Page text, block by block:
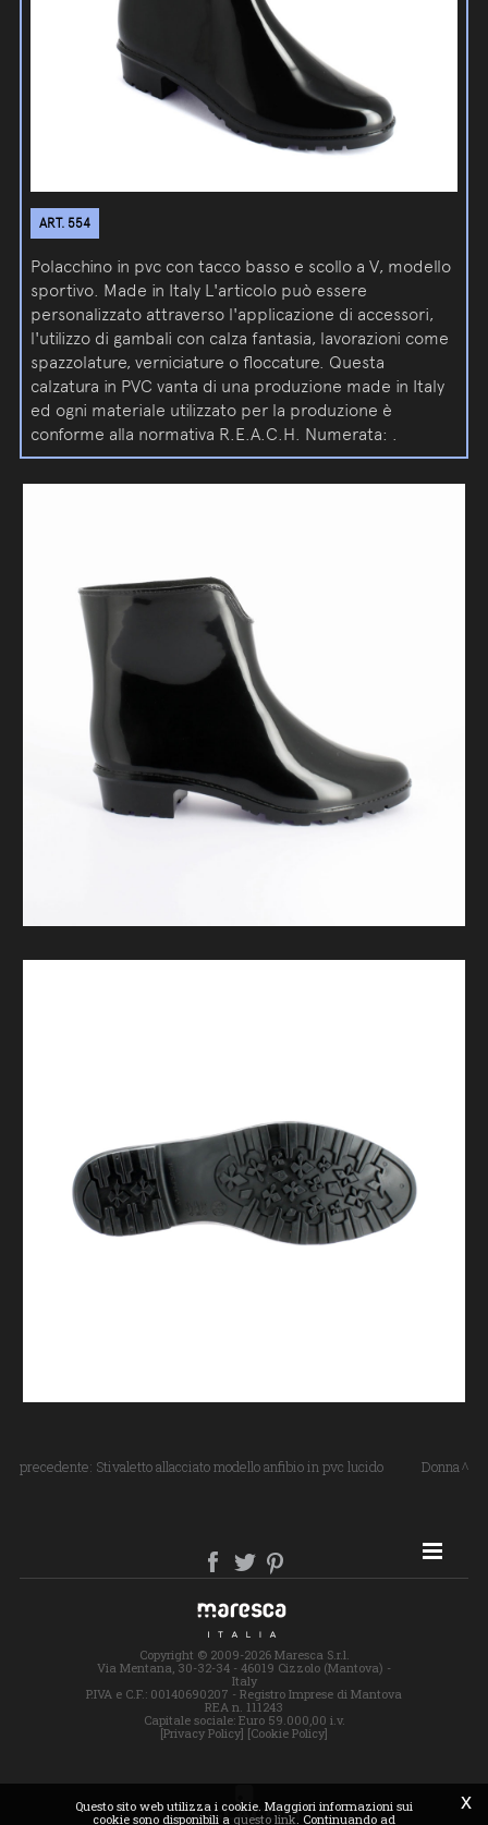
ART. 554
Polacchino in pvc con tacco basso e scollo a V, modello
sportivo. Made in Italy L'articolo può essere
personalizzato attraverso l'applicazione di accessori,
l'utilizzo di gambali con calza fantasia, lavorazioni come
spazzolature, verniciature o floccature. Questa
calzatura in PVC vanta di una produzione made in Italy
ed ogni materiale utilizzato per la produzione è
conforme alla normativa R.E.A.C.H. Numerata: .
precedente: Stivaletto allacciato modello anfibio in pvc lucido Donna
SITE MAP
Copyright © 2009-2026 Maresca S.r.l.
Via Mentana, 30-32-34 - 46019 Cizzolo (Mantova) -
Italy
P.IVA e C.F.: 00140690207 - Registro Imprese di Mantova
REA n. 111243
Capitale sociale: Euro 59.000,00 i.v.
[Privacy Policy] [Cookie Policy]
x
Questo sito web utilizza i cookie. Maggiori informazioni sui
cookie sono disponibili a questo link. Continuando ad